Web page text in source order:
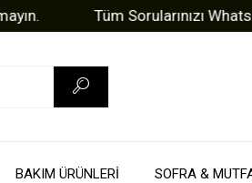
Tüm Sorularınızı
BAKIM ÜRÜNLERİ SOFRA &